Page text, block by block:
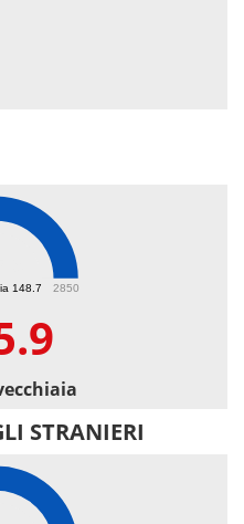
148.7 2850
STRANIERI